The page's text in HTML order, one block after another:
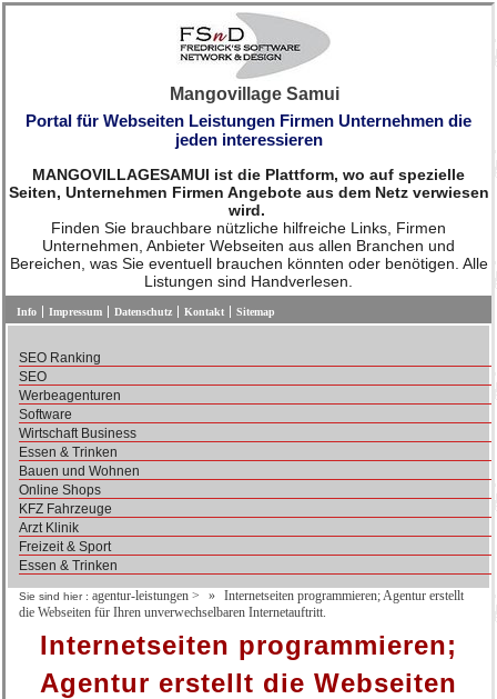
Mangovillage Samui
Portal für Webseiten Leistungen Firmen Unternehmen die
jeden interessieren
MANGOVILLAGESAMUI ist die Plattform, wo auf spezielle
Seiten, Unternehmen Firmen Angebote aus dem Netz verwiesen
wird.
Finden Sie brauchbare nützliche hilfreiche Links, Firmen
Unternehmen, Anbieter Webseiten aus allen Branchen und
Bereichen, was Sie eventuell brauchen könnten oder benötigen. Alle
Listungen sind Handverlesen.
Info Impressum Datenschutz Kontakt Sitemap
SEO Ranking
SEO
Werbeagenturen
Software
Wirtschaft Business
Essen & Trinken
Bauen und Wohnen
Online Shops
KFZ Fahrzeuge
Arzt Klinik
Freizeit & Sport
Essen & Trinken
Sie sind hier : agentur-leistungen >
Internetseiten programmieren; Agentur erstellt
die Webseiten für Ihren unverwechselbaren Internetauftritt.
Internetseiten programmieren;
Agentur erstellt die Webseiten